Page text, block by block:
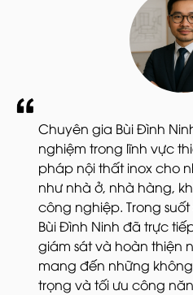
Chuyên gia Bùi Đình
nghiệm trong lĩnh vực
pháp nội thất inox cho
như nhà ở, nhà hàng,
công nghiệp. Trong
Bùi Đình Ninh đã trực
giám sát và hoàn thiện
mang đến những
trọng và tối ưu công